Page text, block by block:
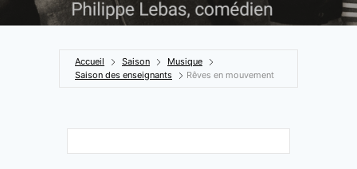
Accueil Saison
Musique
Saison des enseignants
Rêves en mouvement